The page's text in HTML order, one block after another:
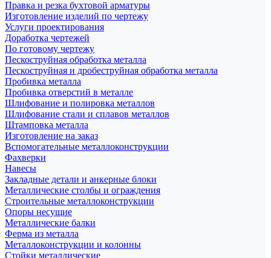
Правка и резка бухтовой арматуры
Изготовление изделий по чертежу
Услуги проектирования
Доработка чертежей
По готовому чертежу
Пескоструйная обработка металла
Пескоструйная и дробеструйная обработка металла
Пробивка металла
Пробивка отверстий в металле
Шлифование и полировка металлов
Шлифование стали и сплавов металлов
Штамповка металла
Изготовление на заказ
Вспомогательные металлоконструкции
Фахверки
Навесы
Закладные детали и анкерные блоки
Металлические столбы и ограждения
Строительные металлоконструкции
Опоры несущие
Металлические балки
Ферма из металла
Металлоконструкции и колонны
Стойки металлические